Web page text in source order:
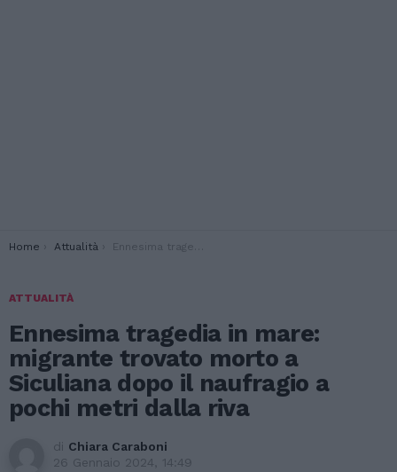
You are here:
Home Attualità Ennesima tragedia in mare: migrante trovato morto a Siculiana dopo il naufragio a pochi metri dalla riva
ATTUALITÀ
Ennesima tragedia in mare:
migrante trovato morto a
Siculiana dopo il naufragio a
pochi metri dalla riva
di Chiara Caraboni
26 Gennaio 2024, 14:49